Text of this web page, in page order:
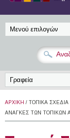
ΑΡΧΙΚΉ / ΤΟΠΙΚΆ
ΑΝΆΓΚΕΣ ΤΩΝ ΤΟΠΙΚΏΝ